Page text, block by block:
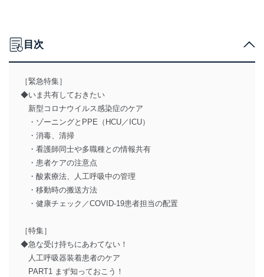
目次
［緊急特集］
◆いま共有しておきたい
新型コロナウイルス感染症のケア
・ゾーニングとPPE（HCU／ICU）
・消毒、清掃
・看護師同士や多職種との情報共有
・患者ケアの注意点
・酸素療法、人工呼吸中の管理
・移動時の搬送方法
・健康チェック／COVID-19患者担当の配置
［特集］
◆急な受け持ちにあわてない！
人工呼吸器装着患者のケア
PART1 まず知っておこう！